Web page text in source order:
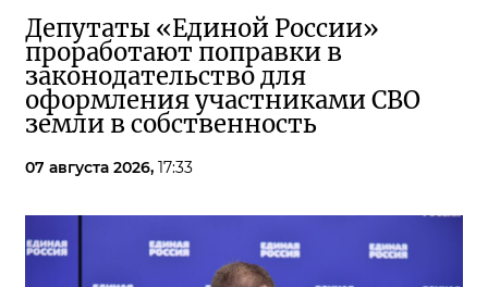
Депутаты «Единой России»
проработают поправки в
законодательство для
оформления участниками СВО
земли в собственность
07 августа 2026, 17:33